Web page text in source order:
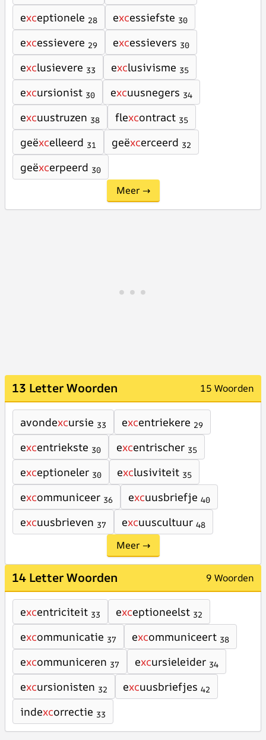
exceptionele 28 excessiefste 30
excessievere 29 excessievers 30
exclusievere 33 exclusivisme 35
excursionist 30 excuusnegers 34
excuustruzen 38 flexcontract 35
geëxcelleerd 31 geëxcerceerd 32
geëxcerpeerd 30
Meer →
13 Letter Woorden 15 Woorden
avondexcursie 33 excentriekere 29
excentriekste 30 excentrischer 35
exceptioneler 30 exclusiviteit 35
excommuniceer 36 excuusbriefje 40
excuusbrieven 37 excuuscultuur 48
Meer →
14 Letter Woorden 9 Woorden
excentriciteit 33 exceptioneelst 32
excommunicatie 37 excommuniceert 38
excommuniceren 37 excursieleider 34
excursionisten 32 excuusbriefjes 42
indexcorrectie 33